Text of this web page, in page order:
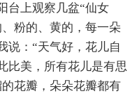
台上观察几盆“仙女
粉的、黄的，每一朵
说：“天气好，花儿自
比美，所有花儿是有思
花瓣，朵朵花瓣都有